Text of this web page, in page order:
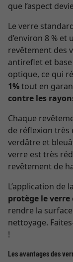
que l’aspect
Le verre
d’environ 8 % et
revêtement des
antireflet et
optique, ce qui
1%tout en
contre les
Chaque
de réflexion très
verdâtre et
verre est très
revêtement de
L’application de
protège le
rendre la
nettoyage.
!
Les avantages des